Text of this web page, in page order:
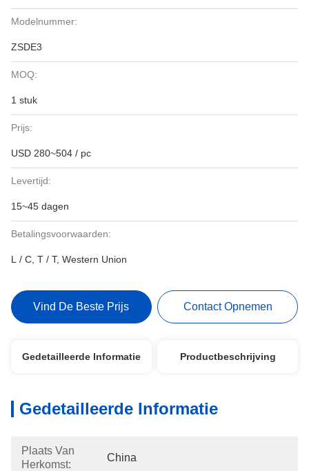
Modelnummer:
ZSDE3
MOQ:
1 stuk
Prijs:
USD 280~504 / pc
Levertijd:
15~45 dagen
Betalingsvoorwaarden:
L / C, T / T, Western Union
Vind De Beste Prijs Contact Opnemen
Gedetailleerde Informatie Productbeschrijving
Gedetailleerde Informatie
Plaats Van
Herkomst:
China